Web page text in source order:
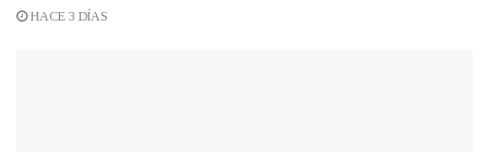
HACE 3 DÍAS